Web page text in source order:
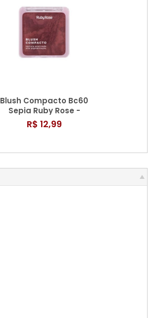
Blush Compacto Bc60
Sepia Ruby Rose -
Hb61216
R$ 12,99